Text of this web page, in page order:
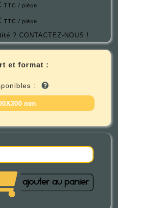
TTC / pièce
TTC / pièce
? CONTACTEZ-NOUS !
et format :
:
mm